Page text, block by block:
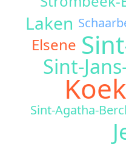
Laken
Elsene
Sint-
Sint-Agatha-